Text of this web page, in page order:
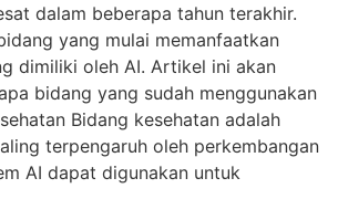
dalam beberapa tahun terakhir.
yang mulai memanfaatkan
dimiliki oleh AI. Artikel ini akan
bidang yang sudah menggunakan
Bidang kesehatan adalah
terpengaruh oleh perkembangan
AI dapat digunakan untuk